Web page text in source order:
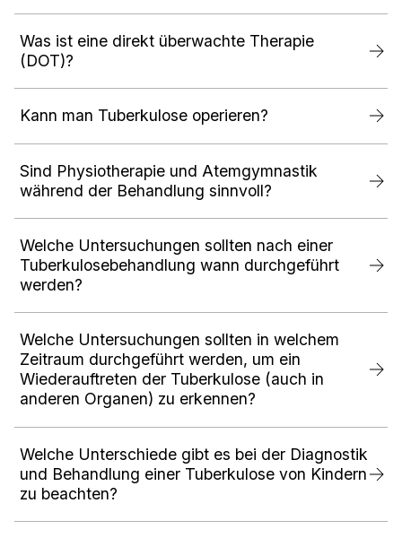
Was ist eine direkt überwachte Therapie
(DOT)?
Kann man Tuberkulose operieren?
Sind Physiotherapie und Atemgymnastik
während der Behandlung sinnvoll?
Welche Untersuchungen sollten nach einer
Tuberkulosebehandlung wann durchgeführt
werden?
Welche Untersuchungen sollten in welchem
Zeitraum durchgeführt werden, um ein
Wiederauftreten der Tuberkulose (auch in
anderen Organen) zu erkennen?
Welche Unterschiede gibt es bei der Diagnostik
und Behandlung einer Tuberkulose von Kindern
zu beachten?